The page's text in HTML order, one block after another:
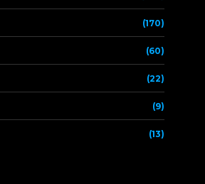
(170)
(60)
(22)
(9)
(13)